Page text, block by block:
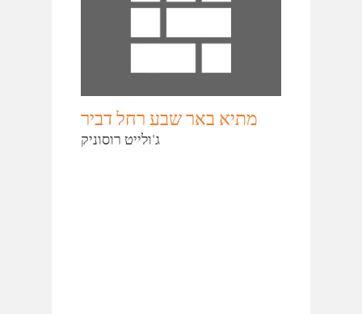
מתיא באר שבע רחל דביר
ג'ולייט רוסוניק